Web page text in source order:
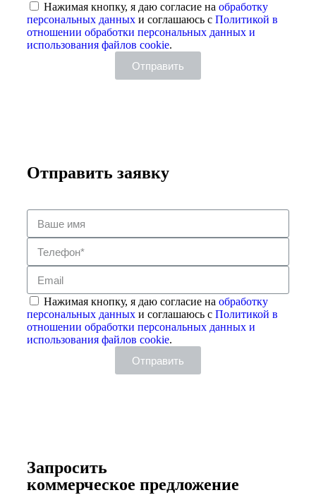
Нажимая кнопку, я даю согласие на обработку
персональных данных и соглашаюсь с Политикой в
отношении обработки персональных данных и
использования файлов cookie.
Отправить
Отправить заявку
Нажимая кнопку, я даю согласие на обработку
персональных данных и соглашаюсь с Политикой в
отношении обработки персональных данных и
использования файлов cookie.
Отправить
Запросить
коммерческое предложение